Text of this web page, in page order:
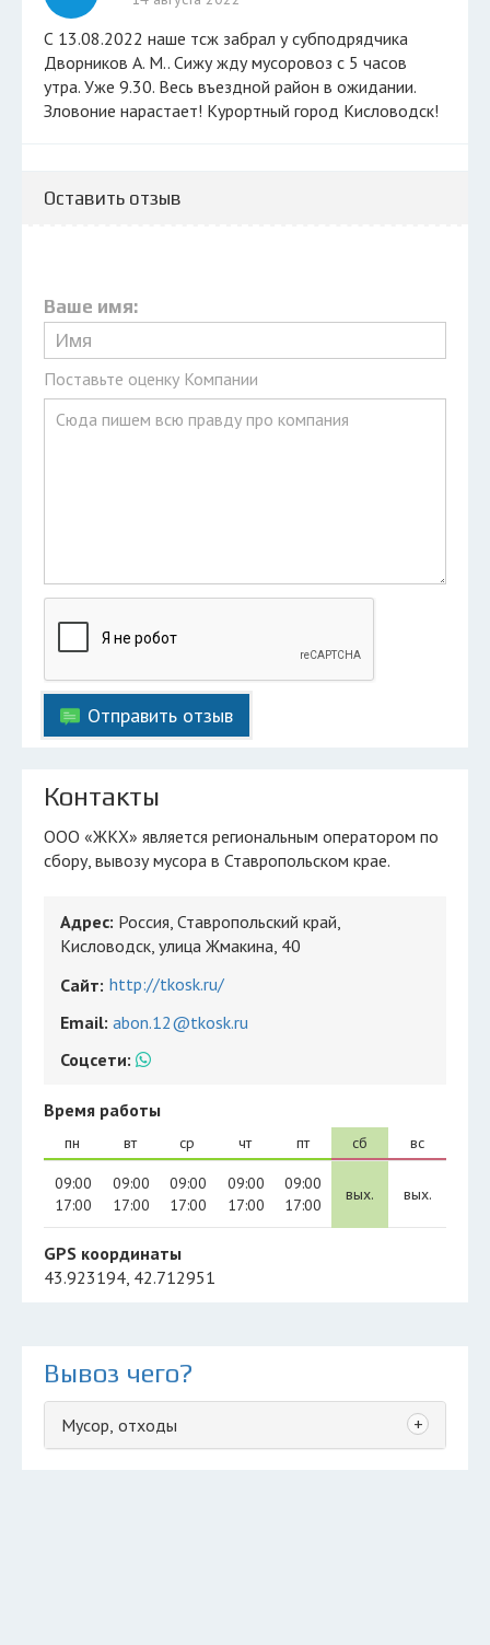
С 13.08.2022 наше тсж забрал у субподрядчика
Дворников А. М.. Сижу жду мусоровоз с 5 часов
утра. Уже 9.30. Весь въездной район в ожидании.
Зловоние нарастает! Курортный город Кисловодск!
Оставить отзыв
Ваше имя:
Поставьте оценку Компании
Отправить отзыв
Контакты
ООО «ЖКХ» является региональным оператором по
сбору, вывозу мусора в Ставропольском крае.
Адрес: Россия, Ставропольский край,
Кисловодск, улица Жмакина, 40
Сайт: http://tkosk.ru/
Email: abon.12@tkosk.ru
Соцсети:
Время работы
пн
09:00
17:00
вт
09:00
17:00
ср
09:00
17:00
чт
09:00
17:00
пт
09:00
17:00
сб
вых.
вс
вых.
GPS координаты
43.923194, 42.712951
Вывоз чего?
Мусор, отходы +